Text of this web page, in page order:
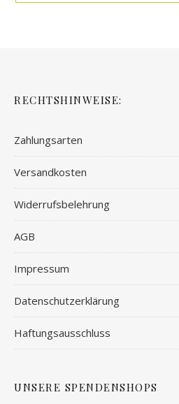
RECHTSHINWEISE:
Zahlungsarten
Versandkosten
Widerrufsbelehrung
AGB
Impressum
Datenschutzerklärung
Haftungsausschluss
UNSERE SPENDENSHOPS